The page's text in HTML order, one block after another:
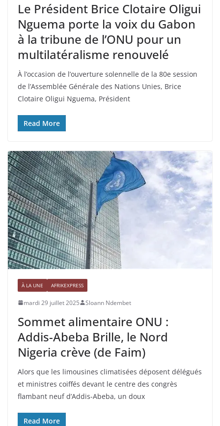
Le Président Brice Clotaire Oligui
Nguema porte la voix du Gabon
à la tribune de l’ONU pour un
multilatéralisme renouvelé
À l’occasion de l’ouverture solennelle de la 80e session
de l’Assemblée Générale des Nations Unies, Brice
Clotaire Oligui Nguema, Président
Read More
À LA UNE AFRIKEXPRESS
mardi 29 juillet 2025 Sloann Ndembet
Sommet alimentaire ONU :
Addis-Abeba Brille, le Nord
Nigeria crève (de Faim)
Alors que les limousines climatisées déposent délégués
et ministres coiffés devant le centre des congrès
flambant neuf d’Addis-Abeba, un doux
Read More